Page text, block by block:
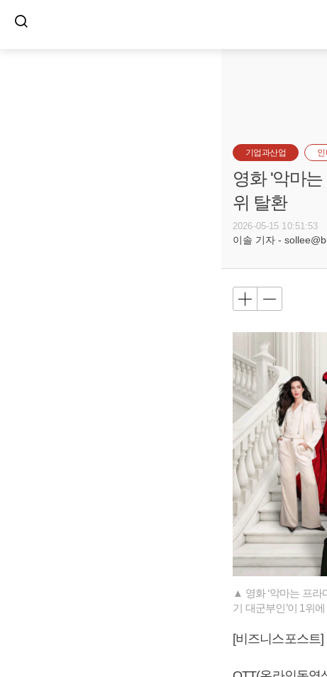
기업과산업 인
영화 '악마
위 탈환
2026-05-15 10:51:53
이솔 기자 -
▲ 영화 ‘악마는 프라
기 대군부인’이 1위
[비즈니스포스트]